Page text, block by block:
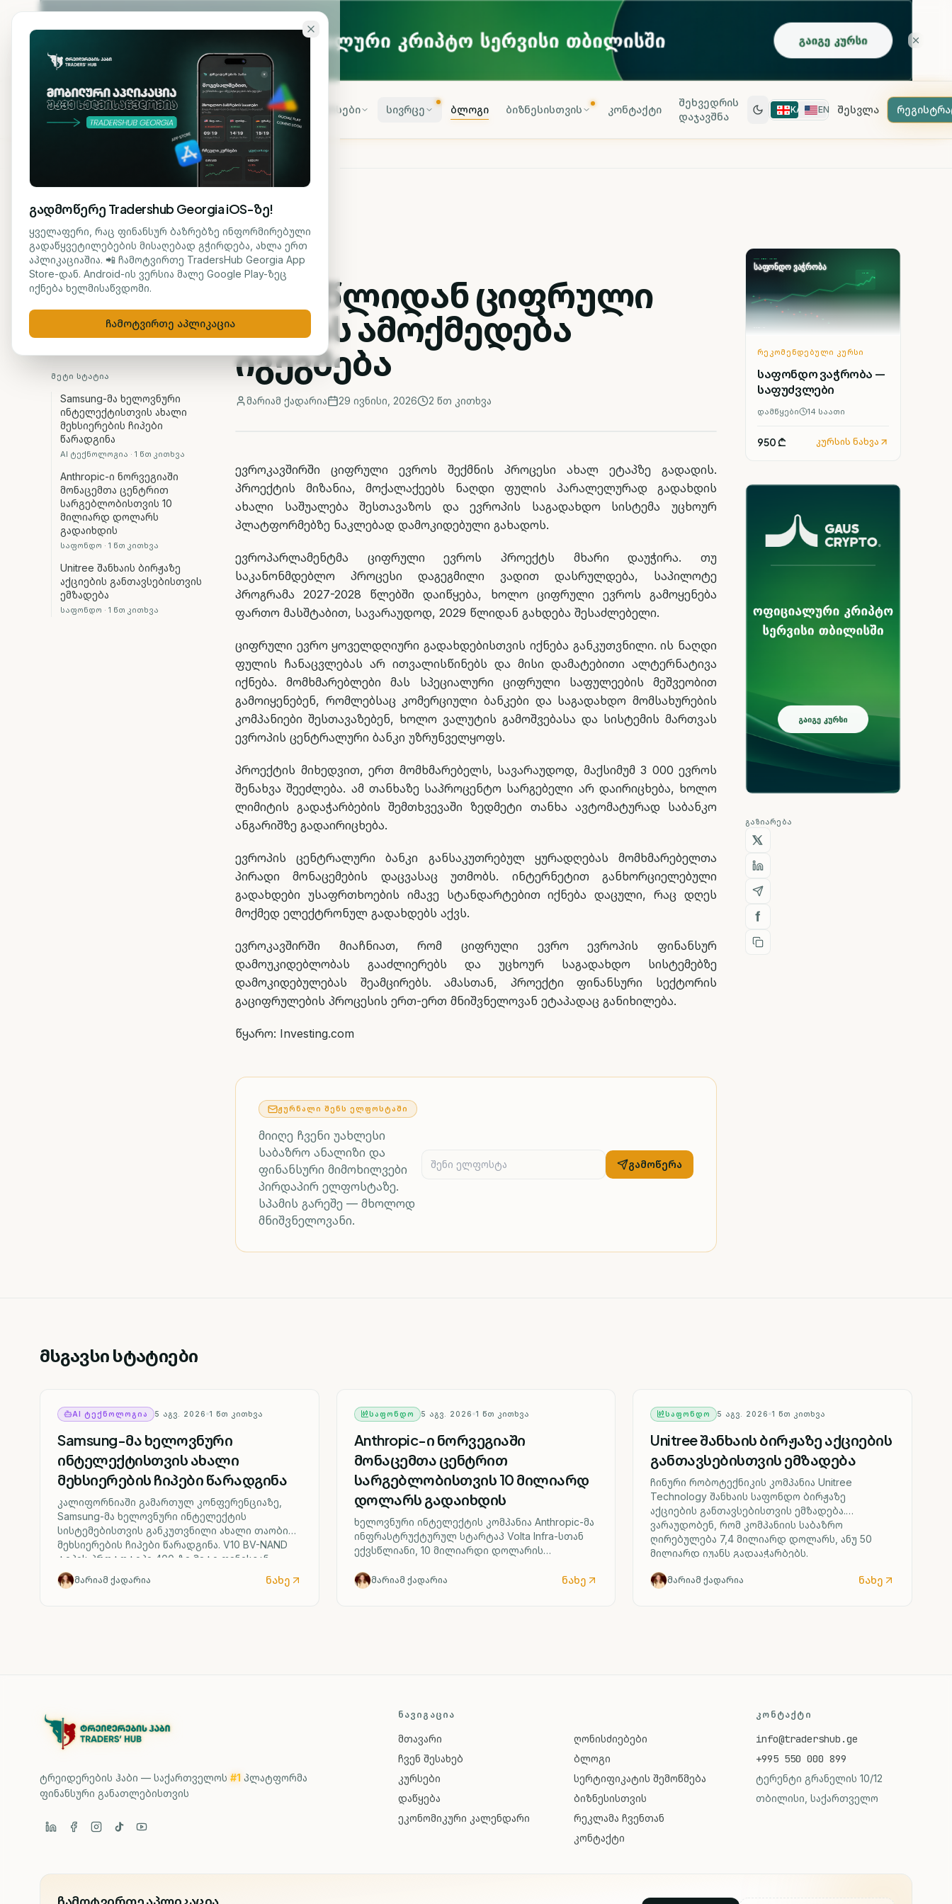
გადადი ძირითად შინაარსზე
მთავარი
ჩვენ
შესახებ
კურსები სივრცე ბლოგი ბიზნესისთვის კონტაქტი
შეხვედრის
დაჯავშნა
KA EN შესვლა
ბლოგზე დაბრუნება
მარიამ ქადარია
ᲟᲣᲠᲜᲐᲚᲘᲡᲢᲘ
ᲛᲔᲢᲘ ᲡᲢᲐᲢᲘᲐ
Samsung-მა ხელოვნური
ინტელექტისთვის ახალი
მეხსიერების ჩიპები
წარადგინა
AI ტექნოლოგია · 1 წთ კითხვა
Anthropic-ი ნორვეგიაში
მონაცემთა ცენტრით
სარგებლობისთვის 10
მილიარდ დოლარს
გადაიხდის
საფონდო · 1 წთ კითხვა
Unitree შანხაის ბირჟაზე
აქციების განთავსებისთვის
ემზადება
საფონდო · 1 წთ კითხვა
ᲒᲐᲜᲐᲗᲚᲔᲑᲐ
2029 წლიდან ციფრული
ევროს ამოქმედება
იგეგმება
მარიამ ქადარია 29 ივნისი, 2026 2 წთ კითხვა
ევროკავშირში ციფრული ევროს შექმნის პროცესი ახალ ეტაპზე გადადის.
პროექტის მიზანია, მოქალაქეებს ნაღდი ფულის პარალელურად გადახდის
ახალი საშუალება შესთავაზოს და ევროპის საგადახდო სისტემა უცხოურ
პლატფორმებზე ნაკლებად დამოკიდებული გახადოს.
ევროპარლამენტმა ციფრული ევროს პროექტს მხარი დაუჭირა. თუ
საკანონმდებლო პროცესი დაგეგმილი ვადით დასრულდება, საპილოტე
პროგრამა 2027-2028 წლებში დაიწყება, ხოლო ციფრული ევროს გამოყენება
ფართო მასშტაბით, სავარაუდოდ, 2029 წლიდან გახდება შესაძლებელი.
ციფრული ევრო ყოველდღიური გადახდებისთვის იქნება განკუთვნილი. ის ნაღდი
ფულის ჩანაცვლებას არ ითვალისწინებს და მისი დამატებითი ალტერნატივა
იქნება. მომხმარებლები მას სპეციალური ციფრული საფულეების მეშვეობით
გამოიყენებენ, რომლებსაც კომერციული ბანკები და საგადახდო მომსახურების
კომპანიები შესთავაზებენ, ხოლო ვალუტის გამოშვებასა და სისტემის მართვას
ევროპის ცენტრალური ბანკი უზრუნველყოფს.
პროექტის მიხედვით, ერთ მომხმარებელს, სავარაუდოდ, მაქსიმუმ 3 000 ევროს
შენახვა შეეძლება. ამ თანხაზე საპროცენტო სარგებელი არ დაირიცხება, ხოლო
ლიმიტის გადაჭარბების შემთხვევაში ზედმეტი თანხა ავტომატურად საბანკო
ანგარიშზე გადაირიცხება.
ევროპის ცენტრალური ბანკი განსაკუთრებულ ყურადღებას მომხმარებელთა
პირადი მონაცემების დაცვასაც უთმობს. ინტერნეტით განხორციელებული
გადახდები უსაფრთხოების იმავე სტანდარტებით იქნება დაცული, რაც დღეს
მოქმედ ელექტრონულ გადახდებს აქვს.
ევროკავშირში მიაჩნიათ, რომ ციფრული ევრო ევროპის ფინანსურ
დამოუკიდებლობას გააძლიერებს და უცხოურ საგადახდო სისტემებზე
დამოკიდებულებას შეამცირებს. ამასთან, პროექტი ფინანსური სექტორის
გაციფრულების პროცესის ერთ-ერთ მნიშვნელოვან ეტაპადაც განიხილება.
წყარო: Investing.com
ᲟᲣᲠᲜᲐᲚᲘ ᲨᲔᲜᲡ ᲔᲚᲤᲝᲡᲢᲐᲨᲘ
მიიღე ჩვენი უახლესი
საბაზრო ანალიზი და
ფინანსური მიმოხილვები
პირდაპირ ელფოსტაზე.
სპამის გარეშე — მხოლოდ
მნიშვნელოვანი.
გამოწერა
ᲠᲔᲙᲝᲛᲔᲜᲓᲔᲑᲣᲚᲘ ᲙᲣᲠᲡᲘ
საფონდო ვაჭრობა —
საფუძვლები
დამწყები 14 საათი
950 ₾ კურსის ნახვა
ᲒᲐᲖᲘᲐᲠᲔᲑᲐ
მსგავსი სტატიები
AI ᲢᲔᲥᲜᲝᲚᲝᲒᲘᲐ 5 ᲐᲒᲕ. 2026 1 ᲬᲗ ᲙᲘᲗᲮᲕᲐ
Samsung-მა ხელოვნური
ინტელექტისთვის ახალი
მეხსიერების ჩიპები წარადგინა
კალიფორნიაში გამართულ კონფერენციაზე,
Samsung-მა ხელოვნური ინტელექტის
სისტემებისთვის განკუთვნილი ახალი თაობის
მეხსიერების ჩიპები წარადგინა. V10 BV-NAND
ტიპის პროტოტიპი 400-ზე მეტი ფენისგან
შედგება და წინა მოდელთან შედარებით
გაცილებით მეტი ინფორმაციის შენახვა
მარიამ ქადარია ნახე
ᲡᲐᲤᲝᲜᲓᲝ 5 ᲐᲒᲕ. 2026 1 ᲬᲗ ᲙᲘᲗᲮᲕᲐ
Anthropic-ი ნორვეგიაში
მონაცემთა ცენტრით
სარგებლობისთვის 10 მილიარდ
დოლარს გადაიხდის
ხელოვნური ინტელექტის კომპანია Anthropic-მა
ინფრასტრუქტურულ სტარტაპ Volta Infra-სთან
ექვსწლიანი, 10 მილიარდი დოლარის
მარიამ ქადარია ნახე
ᲡᲐᲤᲝᲜᲓᲝ 5 ᲐᲒᲕ. 2026 1 ᲬᲗ ᲙᲘᲗᲮᲕᲐ
Unitree შანხაის ბირჟაზე აქციების
განთავსებისთვის ემზადება
ჩინური რობოტექნიკის კომპანია Unitree
Technology შანხაის საფონდო ბირჟაზე
აქციების განთავსებისთვის ემზადება.
ვარაუდობენ, რომ კომპანიის საბაზრო
ღირებულება 7,4 მილიარდ დოლარს, ანუ 50
მილიარდ იუანს გადააჭარბებს.
მარიამ ქადარია ნახე
ტრეიდერების ჰაბი — საქართველოს #1 პლატფორმა
ფინანსური განათლებისთვის
ᲜᲐᲕᲘᲒᲐᲪᲘᲐ
მთავარი
ჩვენ შესახებ
კურსები
დაწყება
ეკონომიკური კალენდარი
ღონისძიებები
ბლოგი
სერტიფიკატის შემოწმება
ბიზნესისთვის
რეკლამა ჩვენთან
კონტაქტი
ᲙᲝᲜᲢᲐᲥᲢᲘ
info@tradershub.ge
+995 550 000 899
ტერენტი გრანელის 10/12
თბილისი, საქართველო
ჩამოტვირთე აპლიკაცია
გადმოწერე Tradershub Georgia iOS-ზე!
ყველაფერი, რაც ფინანსურ ბაზრებზე ინფორმირებული
გადაწყვეტილებების მისაღებად გჭირდება, ახლა ერთ
აპლიკაციაშია. 📲 ჩამოტვირთე TradersHub Georgia App
Store-დან. Android-ის ვერსია მალე Google Play-ზეც
იქნება ხელმისაწვდომი.
ჩამოტვირთე აპლიკაცია